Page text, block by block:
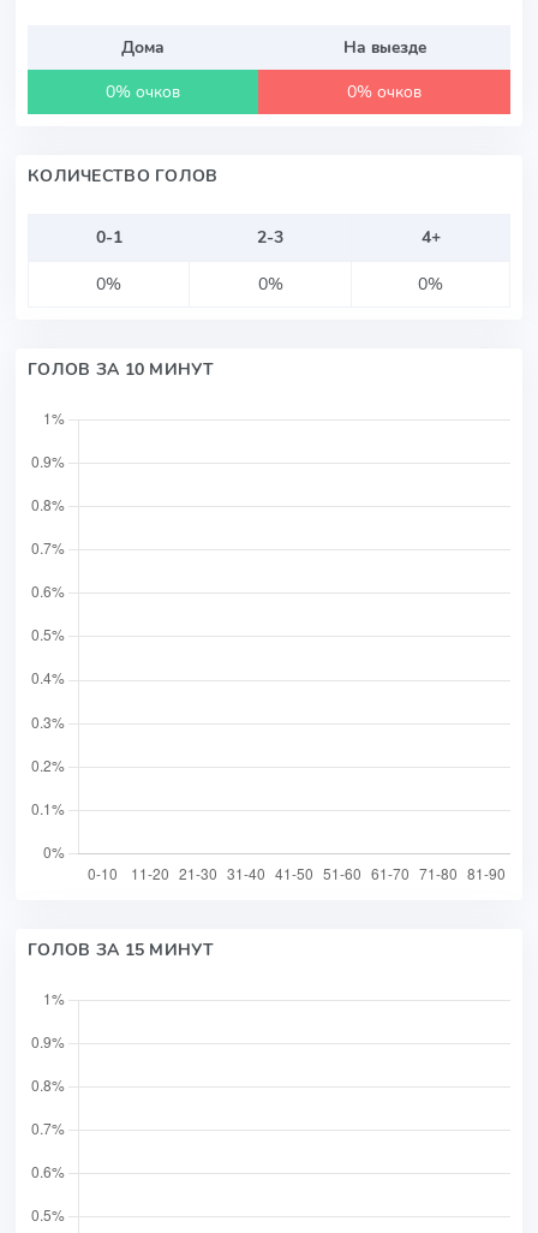
Дома
На выезде
0% очков
0% очков
КОЛИЧЕСТВО ГОЛОВ
0-1 2-3
4+
0%
0% 0%
ГОЛОВ ЗА 10 МИНУТ
ГОЛОВ ЗА 15 МИНУТ